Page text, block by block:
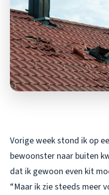
Vorige week stond ik op
bewoonster naar buiten
dat ik gewoon even kit
“Maar ik zie steeds meer